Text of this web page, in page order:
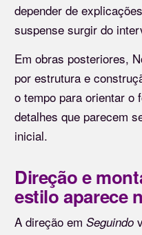
depender de
suspense surgir do
Em obras posteriores,
por estrutura e
o tempo para orientar o
detalhes que parecem
inicial.
Direção e
estilo aparece
A direção em Seguindo